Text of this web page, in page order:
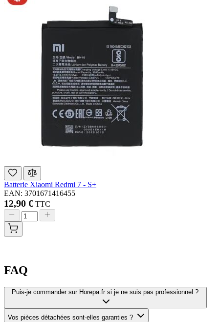
Batterie Xiaomi Redmi 7 - S+
EAN: 3701671416455
12,90 € TTC
FAQ
Puis-je commander sur Horepa.fr si je ne suis pas professionnel ?
Vos pièces détachées sont-elles garanties ?